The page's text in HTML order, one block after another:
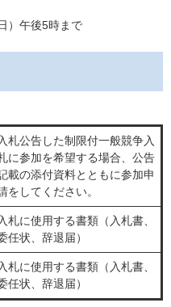
）午後5時まで
入札公告した制限付一般競争入
に参加を希望する場合、公告
載の添付資料とともに参加申
をしてください。
入札に使用する書類（入札書、
任状、辞退届）
入札に使用する書類（入札書、
任状、辞退届）